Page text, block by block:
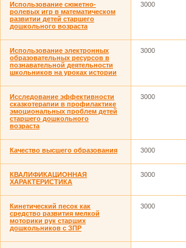
Использование сюжетно-
ролевых игр в математическом
развитии детей старшего
дошкольного возраста
3000
Использование электронных
образовательных ресурсов в
познавательной деятельности
школьников на уроках истории
3000
Исследование эффективности
сказкотерапии в профилактике
эмоциональных проблем детей
старшего дошкольного
возраста
3000
Качество высшего образования 3000
КВАЛИФИКАЦИОННАЯ
ХАРАКТЕРИСТИКА
3000
Кинетический песок как
средство развития мелкой
моторики рук старших
дошкольников с ЗПР
3000